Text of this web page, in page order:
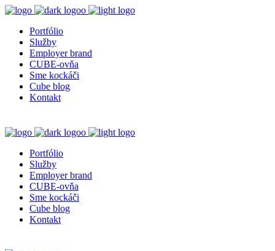
Portfólio
Služby
Employer brand
CUBE-ovňa
Sme kockáči
Cube blog
Kontakt
Portfólio
Služby
Employer brand
CUBE-ovňa
Sme kockáči
Cube blog
Kontakt